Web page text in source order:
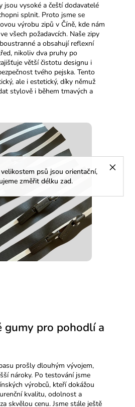
psů jsou orientační,
změřit délku zad.
jsou vysoké a čeští dodavatelé
splnit. Proto jsme se
výrobu zipů v Číně, kde nám
všech požadavcích. Naše zipy
a obsahují reflexní
nikoliv dva pruhy po
větší čistotu designu i
tvého pejska. Tento
ale i estetický, díky němuž
stylově i během tmavých a
gumy pro pohodlí a
prošly dlouhým vývojem,
nároky. Po testování jsme
výrobců, kteří dokážou
kvalitu, odolnost a
skvělou cenu. Jsme stále ještě